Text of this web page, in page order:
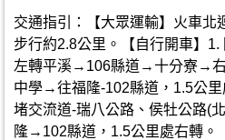
交通指引：【大眾運輸】火車北
步行約2.8公里。【自行開車】
左轉平溪→106縣道→十分寮→
中學→往福隆-102縣道，1.5公
堵交流道-瑞八公路、侯牡公路(
隆→102縣道，1.5公里處右轉。